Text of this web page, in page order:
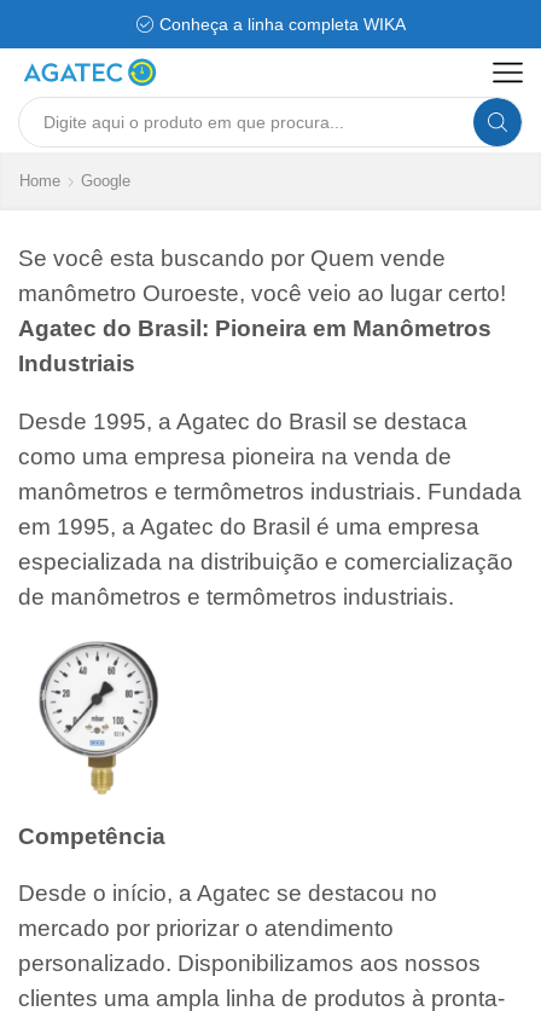
Conheça a linha completa WIKA
Search
Home Google
Se você esta buscando por Quem vende
manômetro Ouroeste, você veio ao lugar certo!
Agatec do Brasil: Pioneira em Manômetros
Industriais
Desde 1995, a Agatec do Brasil se destaca
como uma empresa pioneira na venda de
manômetros e termômetros industriais. Fundada
em 1995, a Agatec do Brasil é uma empresa
especializada na distribuição e comercialização
de manômetros e termômetros industriais.
Competência
Desde o início, a Agatec se destacou no
mercado por priorizar o atendimento
personalizado. Disponibilizamos aos nossos
clientes uma ampla linha de produtos à pronta-